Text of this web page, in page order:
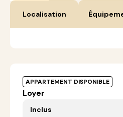
Localisation
APPARTEMENT DISPONIBLE
Loyer
Inclus